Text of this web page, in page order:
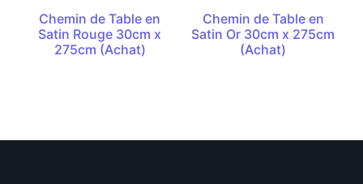
Chemin de Table en
Satin Rouge 30cm x
275cm (Achat)
Chemin de Table en
Satin Or 30cm x 275cm
(Achat)